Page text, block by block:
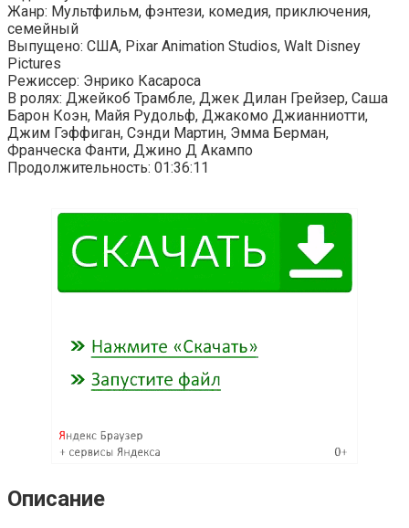
Жанр: Мультфильм, фэнтези, комедия, приключения,
семейный
Выпущено: США, Pixar Animation Studios, Walt Disney
Pictures
Режиссер: Энрико Касароса
В ролях: Джейкоб Трамбле, Джек Дилан Грейзер, Саша
Барон Коэн, Майя Рудольф, Джакомо Джианниотти,
Джим Гэффиган, Сэнди Мартин, Эмма Берман,
Франческа Фанти, Джино Д Акампо
Продолжительность: 01:36:11
Описание